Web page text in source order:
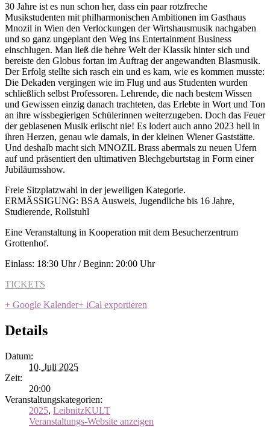
30 Jahre ist es nun schon her, dass ein paar rotzfreche
Musikstudenten mit philharmonischen Ambitionen im Gasthaus
Mnozil in Wien den Verlockungen der Wirtshausmusik nachgaben
und so ganz ungeplant den Weg ins Entertainment Business
einschlugen. Man ließ die hehre Welt der Klassik hinter sich und
bereiste den Globus fortan im Auftrag der angewandten Blasmusik.
Der Erfolg stellte sich rasch ein und es kam, wie es kommen musste:
Die Dekaden vergingen wie im Flug und aus Studenten wurden
schließlich selbst Professoren. Lehrende, die nach bestem Wissen
und Gewissen einzig danach trachteten, das Erlebte in Wort und Ton
an ihre wissbegierigen Schülerinnen weiterzugeben. Doch das Feuer
der geblasenen Musik erlischt nie! Es lodert auch anno 2023 hell in
ihren Herzen, genau wie damals, in der kleinen Wiener Gaststätte.
Und deshalb macht sich MNOZIL Brass abermals zu neuen Ufern
auf und präsentiert den ultimativen Blechgeburtstag in Form einer
Jubiläumsshow.
Freie Sitzplatzwahl in der jeweiligen Kategorie.
ERMÄSSIGUNG: BSA Ausweis, Jugendliche bis 16 Jahre,
Studierende, Rollstuhl
Eine Veranstaltung in Kooperation mit dem Besucherzentrum
Grottenhof.
Einlass: 18:30 Uhr / Beginn: 20:00 Uhr
TICKETS
+ Google Kalender+ iCal exportieren
Details
Datum:
10. Juli 2025
Zeit:
20:00
Veranstaltungskategorien:
2025, LeibnitzKULT
Veranstaltungs-Website anzeigen